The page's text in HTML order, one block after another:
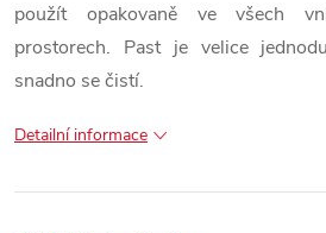
použít opakovaně ve všech
prostorech. Past je velice
snadno se čistí.
Detailní informace